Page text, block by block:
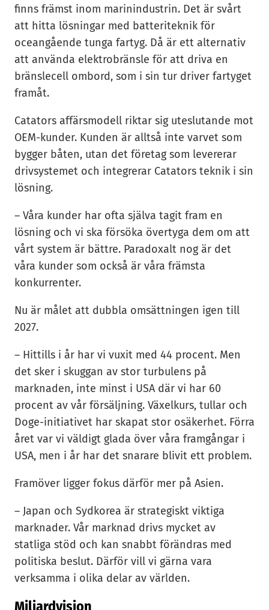
finns främst inom marinindustrin. Det är svårt
att hitta lösningar med batteriteknik för
oceangående tunga fartyg. Då är ett alternativ
att använda elektrobränsle för att driva en
bränslecell ombord, som i sin tur driver fartyget
framåt.
Catators affärsmodell riktar sig uteslutande mot
OEM-kunder. Kunden är alltså inte varvet som
bygger båten, utan det företag som levererar
drivsystemet och integrerar Catators teknik i sin
lösning.
– Våra kunder har ofta själva tagit fram en
lösning och vi ska försöka övertyga dem om att
vårt system är bättre. Paradoxalt nog är det
våra kunder som också är våra främsta
konkurrenter.
Nu är målet att dubbla omsättningen igen till
2027.
– Hittills i år har vi vuxit med 44 procent. Men
det sker i skuggan av stor turbulens på
marknaden, inte minst i USA där vi har 60
procent av vår försäljning. Växelkurs, tullar och
Doge-initiativet har skapat stor osäkerhet. Förra
året var vi väldigt glada över våra framgångar i
USA, men i år har det snarare blivit ett problem.
Framöver ligger fokus därför mer på Asien.
– Japan och Sydkorea är strategiskt viktiga
marknader. Vår marknad drivs mycket av
statliga stöd och kan snabbt förändras med
politiska beslut. Därför vill vi gärna vara
verksamma i olika delar av världen.
Miljardvision